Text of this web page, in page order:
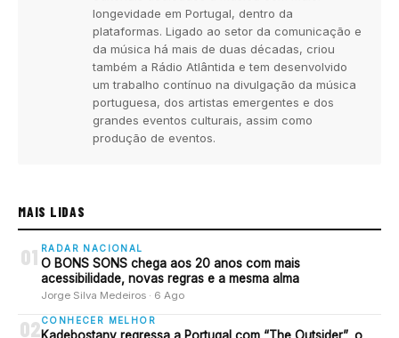
longevidade em Portugal, dentro da
plataformas. Ligado ao setor da comunicação e
da música há mais de duas décadas, criou
também a Rádio Atlântida e tem desenvolvido
um trabalho contínuo na divulgação da música
portuguesa, dos artistas emergentes e dos
grandes eventos culturais, assim como
produção de eventos.
MAIS LIDAS
01 RADAR NACIONAL
O BONS SONS chega aos 20 anos com mais
acessibilidade, novas regras e a mesma alma
Jorge Silva Medeiros · 6 Ago
02 CONHECER MELHOR